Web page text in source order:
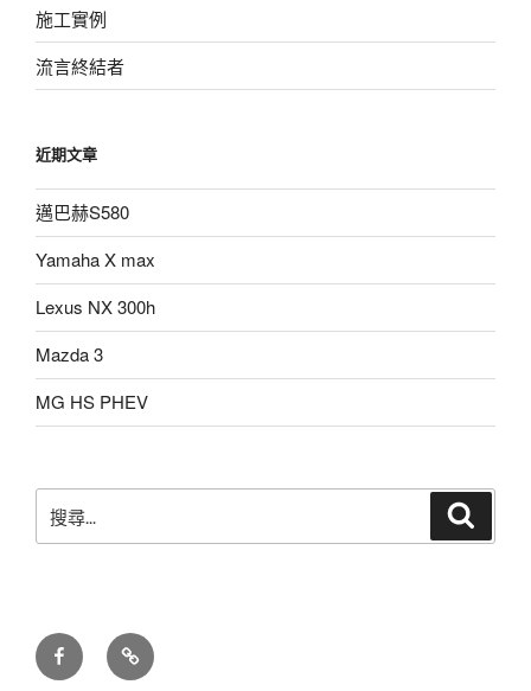
施工實例
流言終結者
近期文章
邁巴赫S580
Yamaha X max
Lexus NX 300h
Mazda 3
MG HS PHEV
尋
facebookLINE